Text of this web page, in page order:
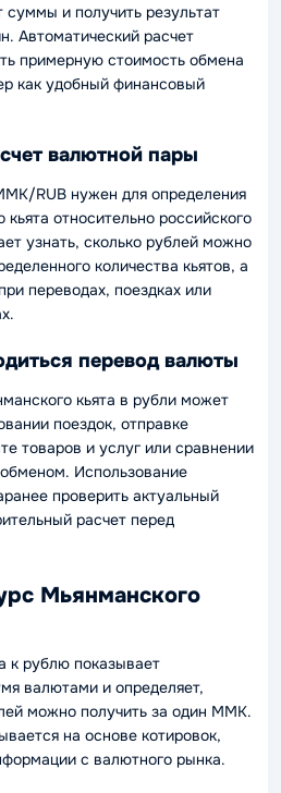
суммы и получить результат
Автоматический расчет
примерную стоимость обмена
как удобный финансовый
валютной пары
RUB нужен для определения
относительно российского
узнать, сколько рублей можно
количества кьятов, а
переводах, поездках или
перевод валюты
кьята в рубли может
поездок, отправке
товаров и услуг или сравнении
Использование
проверить актуальный
расчет перед
Мьянманского
к рублю показывает
валютами и определяет,
можно получить за один MMK.
на основе котировок,
с валютного рынка.